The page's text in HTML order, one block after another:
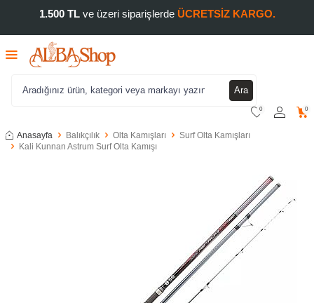
1.500 TLve üzeri siparişlerde ÜCRETSİZ KARGO.
Ara
0 0
Anasayfa Balıkçılık Olta Kamışları
Surf Olta Kamışları
Kali Kunnan Astrum Surf Olta Kamışı